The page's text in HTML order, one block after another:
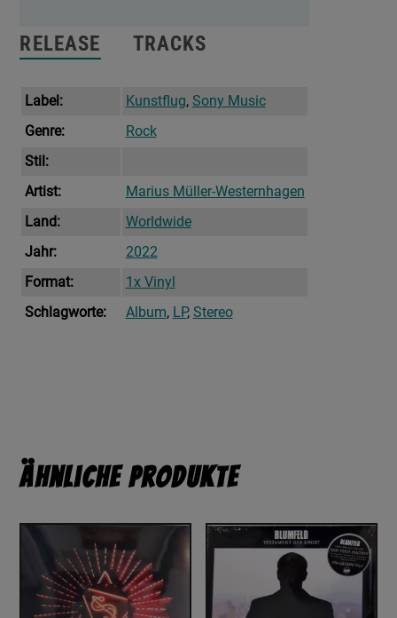
Leben
Menge
RELEASE TRACKS
Label: Kunstflug, Sony Music
Genre:
Rock
Stil:
Artist:
Marius Müller-Westernhagen
Land:
Worldwide
Jahr:
2022
Format:
1x Vinyl
Schlagworte:
Album, LP, Stereo
Ähnliche Produkte